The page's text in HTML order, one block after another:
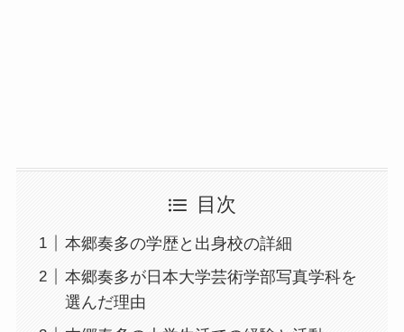
目次
本郷奏多の学歴と出身校の詳細
本郷奏多が日本大学芸術学部写真学科を
選んだ理由